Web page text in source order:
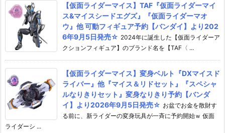
【仮面ライダーマイス】TAF『仮面ライダーマイ
ス&マイスシードエグズ』『仮面ライダーマオ
ウ』他 可動フィギュア予約【バンダイ】より202
6年9月5日発売☆ 2024年に誕生した【仮面ライダーア
クションフィギュア】のブランド名を【TAF〈 ...
【仮面ライダーマイス】変身ベルト『DXマイスド
ライバー』他『マイス＆リドセット』『スペシャ
ルなりきりセット』変身なりきり予約【バンダ
イ】より2026年9月5日発売☆ お盆でお金を散財す
る前に、新ライダーの変身玩具が一斉に予約開始ｗ 仮面
ライダーシ ...